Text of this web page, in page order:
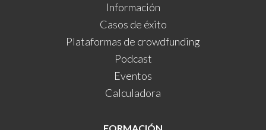
Información
Casos de éxito
Plataformas de crowdfunding
Podcast
Eventos
Calculadora